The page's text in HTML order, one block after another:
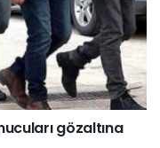
gözaltına